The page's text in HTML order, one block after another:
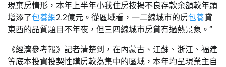
現棄房情形，本年上半年小我住房按揭不良存款余額較年頭
增添了包養網2.2億元。從區域看，一二線城市的房包養貸
東西的品質題目不年夜，但三四線城市房貸有過熱景象。”
《經濟參考報》記者清楚到，在內蒙古、江蘇、浙江、福建
等底本投資投契性購房較為集中的區域，本年均呈現業主自